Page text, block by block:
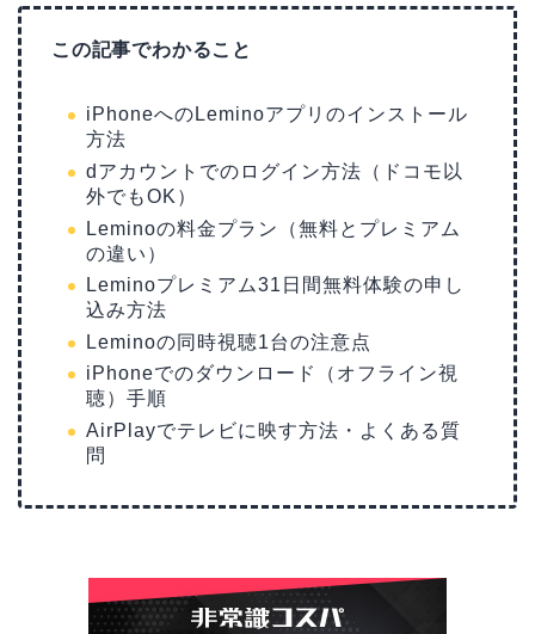
この記事でわかること
iPhoneへのLeminoアプリのインストール
方法
dアカウントでのログイン方法（ドコモ以
外でもOK）
Leminoの料金プラン（無料とプレミアム
の違い）
Leminoプレミアム31日間無料体験の申し
込み方法
Leminoの同時視聴1台の注意点
iPhoneでのダウンロード（オフライン視
聴）手順
AirPlayでテレビに映す方法・よくある質
問